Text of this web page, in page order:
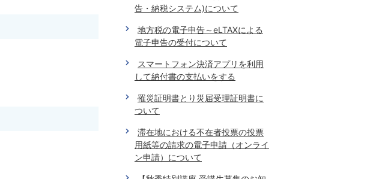
告・納税システム)について
地方税の電子申告～eLTAXによる
電子申告の受付について
スマートフォン決済アプリを利用
して納付書の支払いをする
罹災証明書とり災届受理証明書に
ついて
滞在地における不在者投票の投票
用紙等の請求の電子申請（オンライ
ン申請）について